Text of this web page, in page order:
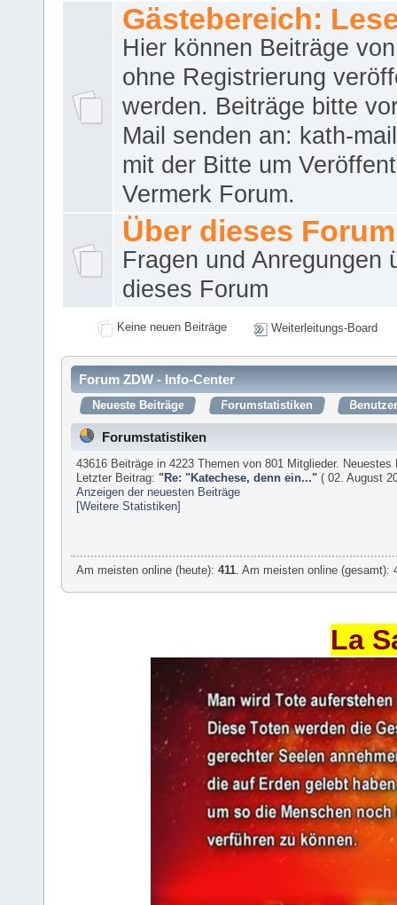
Gästebereich:
Hier können Beiträge
ohne Registrierung
werden. Beiträge bitte
Mail senden an: kath-
mit der Bitte um
Vermerk Forum.
Über dieses Forum
Fragen und Anregungen
dieses Forum
Keine neuen Beiträge Weiterleitungs-Board
Forum ZDW - Info-Center
Neueste Beiträge Forumstatistiken
Forumstatistiken
43616 Beiträge in 4223 Themen von 801 Mitglieder.
Letzter Beitrag: "Re: "Katechese, denn ein..." ( 02. August
Anzeigen der neuesten Beiträge
[Weitere Statistiken]
Am meisten online (heute):411 . Am meisten online
La